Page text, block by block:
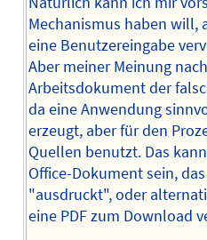
Mechanismus haben will,
eine Benutzereingabe
Aber meiner Meinung
Arbeitsdokument der
da eine Anwendung
erzeugt, aber für den
Quellen benutzt. Das
Office-Dokument sein,
"ausdruckt", oder
eine PDF zum Download